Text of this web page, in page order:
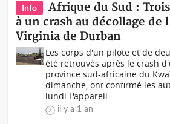
Info
Afrique du Sud :
à un crash au décollage de
Virginia de Durban
Les corps d'un pilote et de
été retrouvés après le crash
province sud-africaine du
dimanche, ont confirmé les
lundi.L'appareil...
il y a 1 an